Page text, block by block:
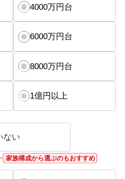
4000万円台
6000万円台
8000万円台
1億円以上
ない
家族構成から選ぶのもおすすめ